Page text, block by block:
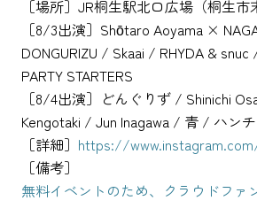
［場所］JR桐生駅北口広場（桐生市
［8/3出演］Shōtaro Aoyama ×
DONGURIZU / Skaai / RHYDA &
PARTY STARTERS
［8/4出演］どんぐりず / Shinichi
Kengotaki / Jun Inagawa / 青 / ハン
［詳細］ https://
［備考］
無料イベントのため、クラウドファ